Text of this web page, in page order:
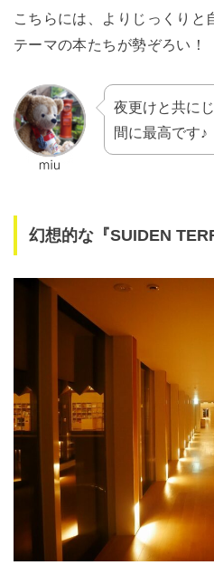
こちらには、よりじっくりと
テーマの本たちが勢ぞろい！
夜更けと共に
間に最高です♪
幻想的な『SUIDEN